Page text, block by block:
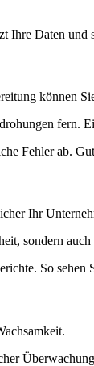
Ihre Daten und
können
fern.
Fehler ab.
Ihr
sondern
So